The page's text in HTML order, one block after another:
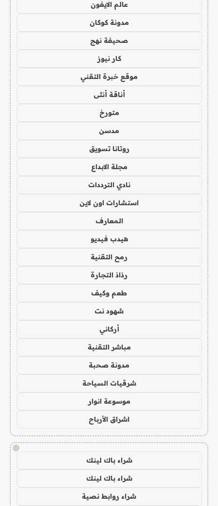
عالم الايفون
مدونة كوكان
صحيفة نهج
كار نيوز
موقع خبرة التقني
أناقة أنثى
متورخ
مدسن
روتانا تسويق
مجلة الابداع
نادي الترددات
استشارات اون لاين
المعارف
هيدب فيديو
رمح التقنية
رذاذ التجارة
طعم وكيف
شهود نت
أركاني
مباشر التقنية
مدونة صحبة
شرقيات السياحة
موسوعة انوار
اشراق الأرباح
!
شراء باك لينك
شراء باك لينك
شراء روابط نصية